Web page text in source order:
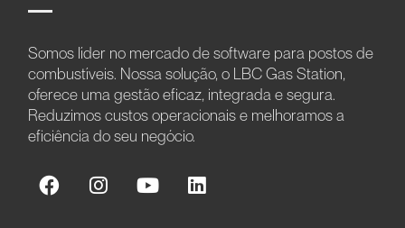
Somos líder no mercado de software para postos de
combustíveis. Nossa solução, o LBC Gas Station,
oferece uma gestão eficaz, integrada e segura.
Reduzimos custos operacionais e melhoramos a
eficiência do seu negócio.